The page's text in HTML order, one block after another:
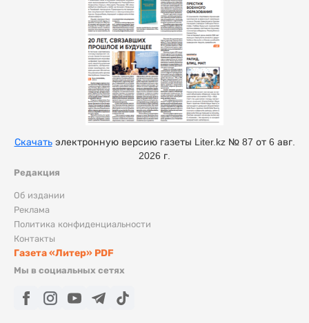
Редакция
Об издании
Реклама
Политика конфиденциальности
Контакты
Газета «Литер» PDF
Мы в социальных сетях
Скачатьэлектронную версию газеты Liter.kz № 87 от 6 авг.
2026 г.